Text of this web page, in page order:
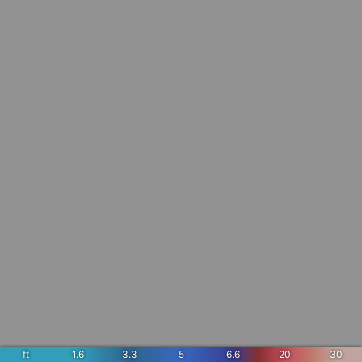
ft 1.6 3.3 5 6.6 20 30